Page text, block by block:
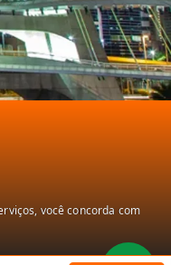
você concorda com